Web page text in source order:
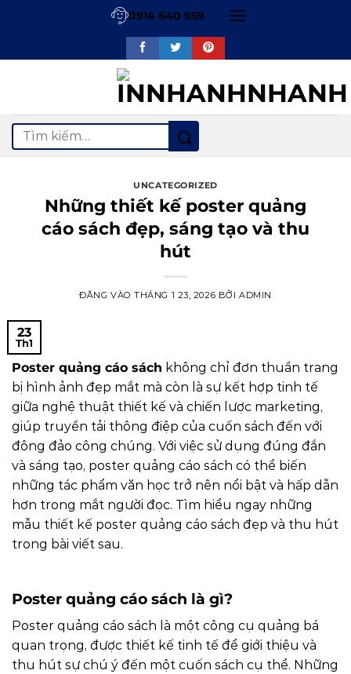
0914 640 959
Tìm
kiếm:
UNCATEGORIZED
Những thiết kế poster quảng
cáo sách đẹp, sáng tạo và thu
hút
ĐĂNG VÀOTHÁNG 1 23, 2026 BỞI ADMIN
23
Th1
Poster quảng cáo sách không chỉ đơn thuần trang
bị hình ảnh đẹp mắt mà còn là sự kết hợp tinh tế
giữa nghệ thuật thiết kế và chiến lược marketing,
giúp truyền tải thông điệp của cuốn sách đến với
đông đảo công chúng. Với việc sử dụng đúng đắn
và sáng tạo, poster quảng cáo sách có thể biến
những tác phẩm văn học trở nên nổi bật và hấp dẫn
hơn trong mắt người đọc. Tìm hiểu ngay những
mẫu thiết kế poster quảng cáo sách đẹp và thu hút
trong bài viết sau.
Poster quảng cáo sách là gì?
Poster quảng cáo sách là một công cụ quảng bá
quan trọng, được thiết kế tinh tế để giới thiệu và
thu hút sự chú ý đến một cuốn sách cụ thể. Những